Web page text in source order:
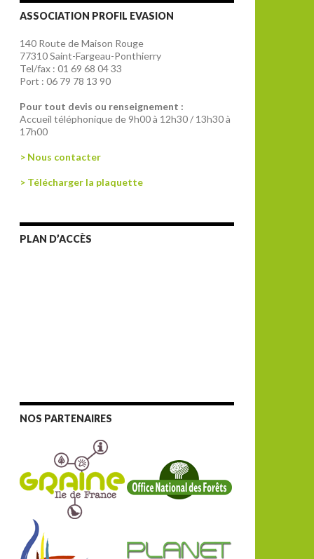
ASSOCIATION PROFIL EVASION
140 Route de Maison Rouge
77310 Saint-Fargeau-Ponthierry
Tel/fax : 01 69 68 04 33
Port : 06 79 78 13 90
Pour tout devis ou renseignement :
Accueil téléphonique de 9h00 à 12h30 / 13h30 à
17h00
> Nous contacter
> Télécharger la plaquette
PLAN D’ACCÈS
NOS PARTENAIRES